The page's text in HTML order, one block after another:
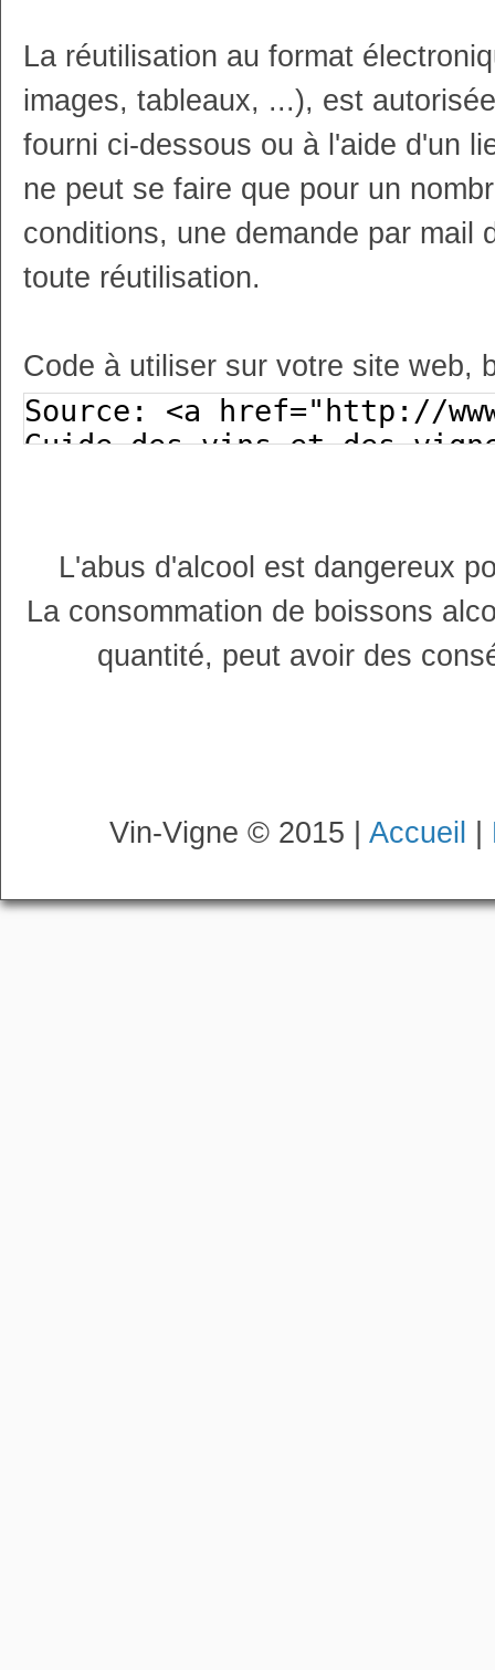
La réutilisation au format
images, tableaux, ...), est
fourni ci-dessous ou à l'aide d'un
ne peut se faire que pour un
conditions, une demande par mail
toute réutilisation.
Code à utiliser sur votre site web,
L'abus d'alcool est dangereux
La consommation de boissons
quantité, peut avoir des
Vin-Vigne © 2015 | Accueil